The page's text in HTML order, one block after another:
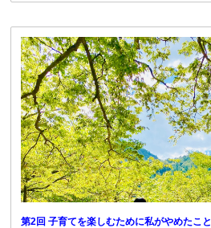
第2回 子育てを楽しむために私がやめたこと